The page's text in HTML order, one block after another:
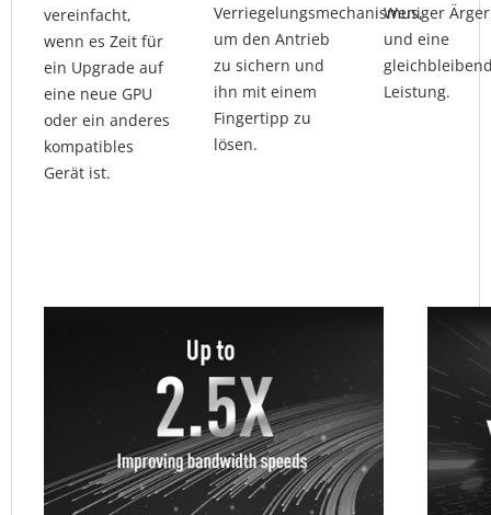
vereinfacht,
wenn es Zeit für
ein Upgrade auf
eine neue GPU
oder ein anderes
kompatibles
Gerät ist.
Verriegelungsmechanismus,
um den Antrieb
zu sichern und
ihn mit einem
Fingertipp zu
lösen.
Weniger Ärger
und eine
Leistung.